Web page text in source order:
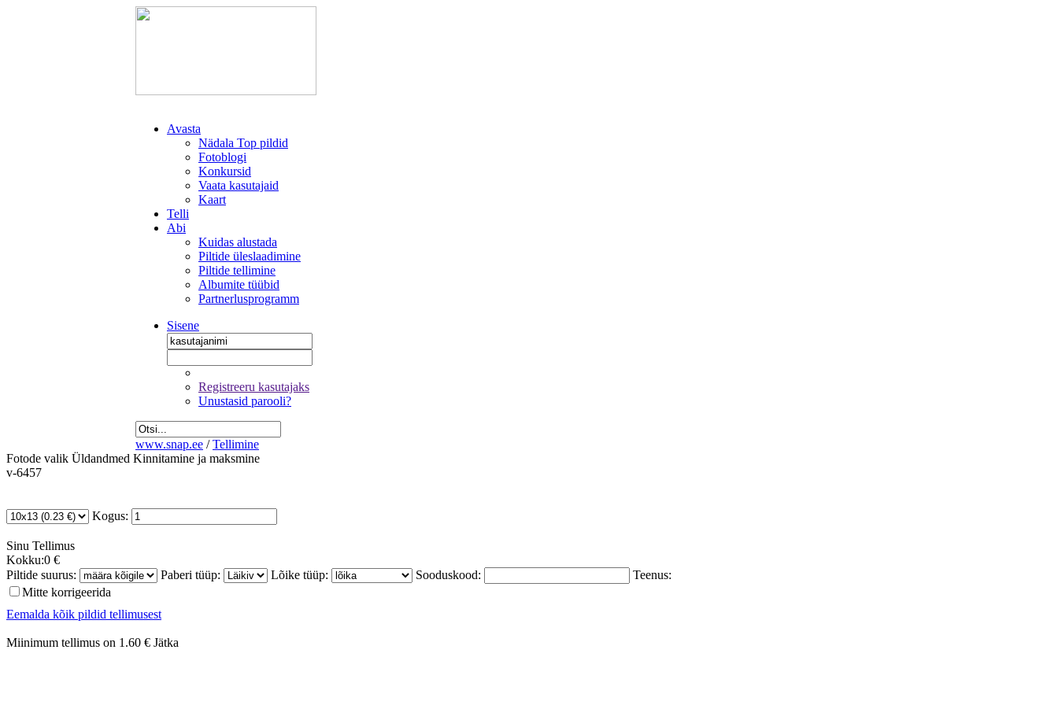
Avasta
Nädala Top pildid
Fotoblogi
Konkursid
Vaata kasutajaid
Kaart
Telli
Abi
Kuidas alustada
Piltide üleslaadimine
Piltide tellimine
Albumite tüübid
Partnerlusprogramm
Sisene
Registreeru kasutajaks
Unustasid parooli?
www.snap.ee / Tellimine
Fotode valik Üldandmed Kinnitamine ja maksmine
v-6457
Kogus:
Sinu Tellimus
Kokku:0 €
Piltide suurus:
Paberi tüüp: Lõike tüüp: Sooduskood:
Teenus:
Mitte korrigeerida
Eemalda kõik pildid tellimusest
Miinimum tellimus on 1.60 € Jätka